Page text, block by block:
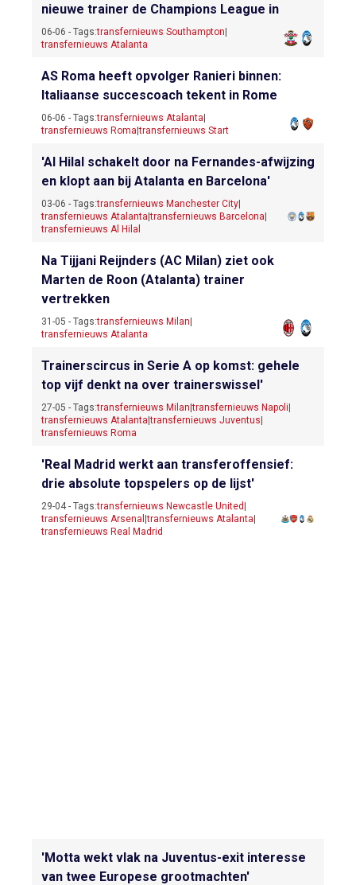
nieuwe trainer de Champions League in
06-06 - Tags:transfernieuws Southampton|
transfernieuws Atalanta
AS Roma heeft opvolger Ranieri binnen:
Italiaanse succescoach tekent in Rome
06-06 - Tags:transfernieuws Atalanta|
transfernieuws Roma|transfernieuws Start
'Al Hilal schakelt door na Fernandes-afwijzing
en klopt aan bij Atalanta en Barcelona'
03-06 - Tags:transfernieuws Manchester City|
transfernieuws Atalanta|transfernieuws Barcelona|
transfernieuws Al Hilal
Na Tijjani Reijnders (AC Milan) ziet ook
Marten de Roon (Atalanta) trainer
vertrekken
31-05 - Tags:transfernieuws Milan|
transfernieuws Atalanta
Trainerscircus in Serie A op komst: gehele
top vijf denkt na over trainerswissel'
27-05 - Tags:transfernieuws Milan|transfernieuws Napoli|
transfernieuws Atalanta|transfernieuws Juventus|
transfernieuws Roma
'Real Madrid werkt aan transferoffensief:
drie absolute topspelers op de lijst'
29-04 - Tags:transfernieuws Newcastle United |
transfernieuws Arsenal |transfernieuws Atalanta|
transfernieuws Real Madrid
'Motta wekt vlak na Juventus-exit interesse
van twee Europese grootmachten'